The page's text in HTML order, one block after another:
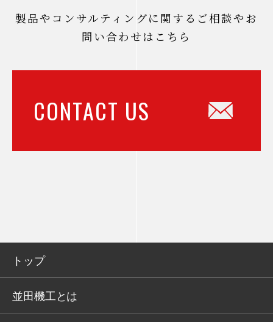
製品やコンサルティングに関するご相談やお
問い合わせはこちら
CONTACT US
トップ
並田機工とは